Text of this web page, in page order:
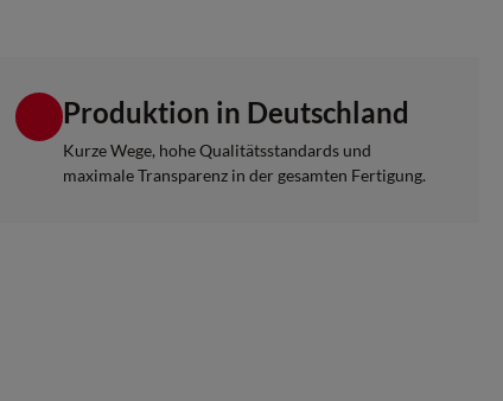
Produktion in Deutschland
Kurze Wege, hohe Qualitätsstandards und
maximale Transparenz in der gesamten Fertigung.